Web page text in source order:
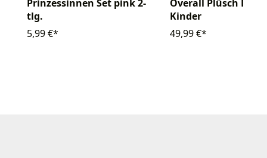
Prinzessinnen Set pink 2-
tlg.
5,99 €*
Overall Plüsch
Kinder
49,99 €*